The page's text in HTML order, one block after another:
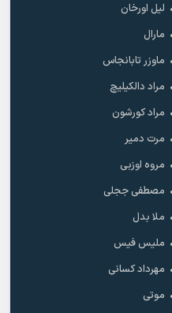
لیل اورخان
مارال
ماوزر تابانجاس
مراد دالکیلیچ
مراد کورشون
مرت دمیر
مروه اوزبی
مصطفی ججلی
ملا بدل
ملیس فیس
مهرداد کسانی
موتی